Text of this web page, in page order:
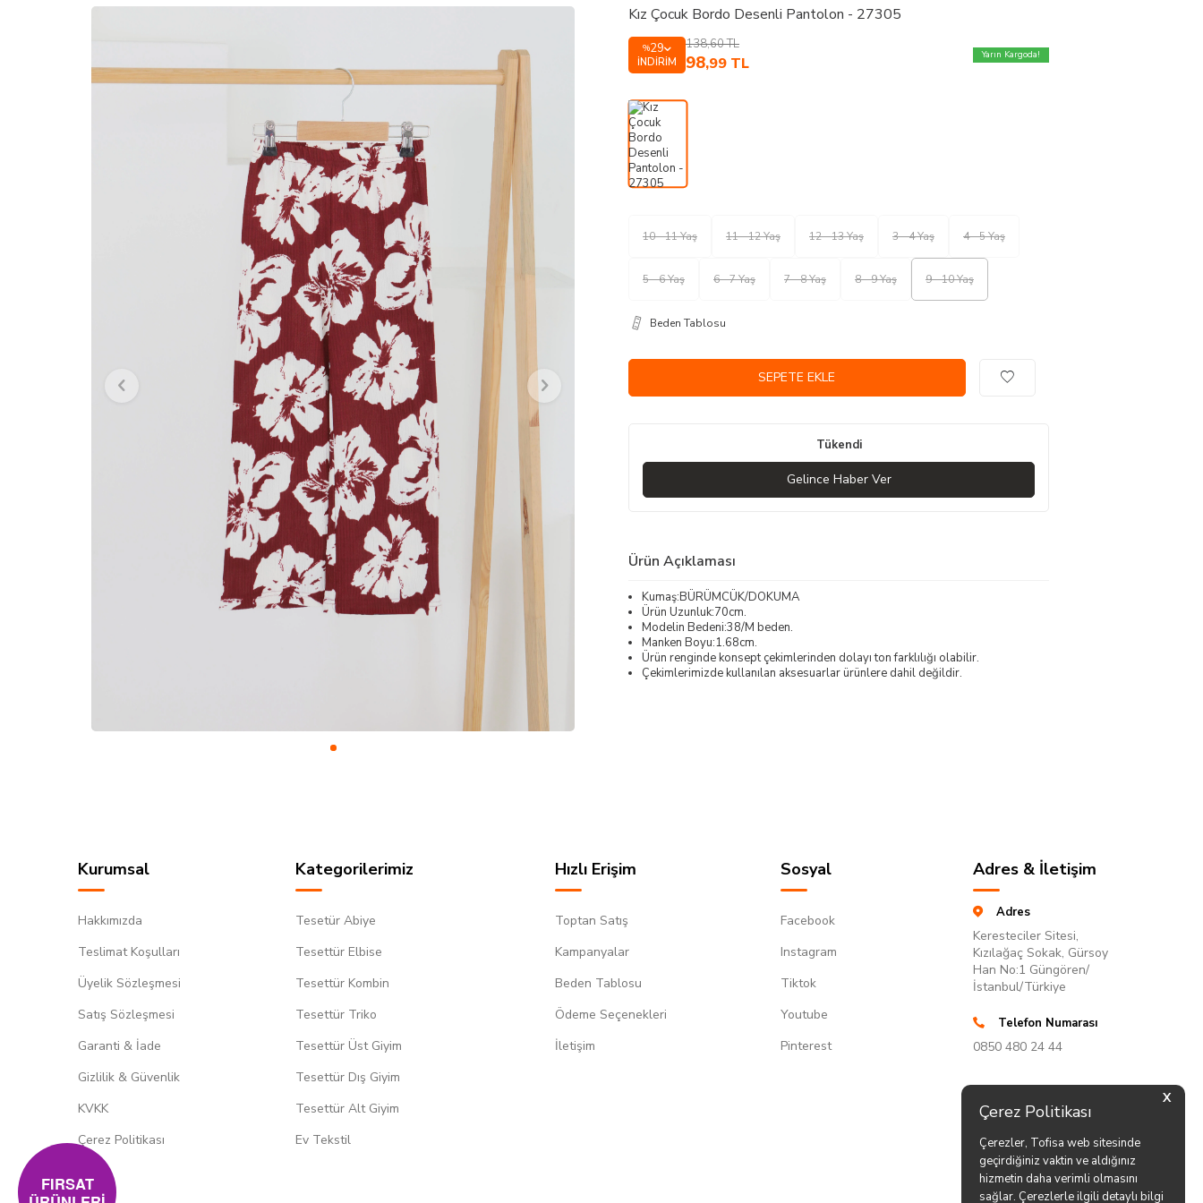
X
Çerez Politikası
Çerezler, Tofisa web sitesinde
geçirdiğiniz vaktin ve aldığınız
hizmetin daha verimli olmasını
sağlar. Çerezlerle ilgili detaylı bilgi
Kız Çocuk Bordo Desenli Pantolon - 27305
%29
İNDIRIM
138,60TL
98,99 TL Yarın Kargoda!
10 - 11 Yaş 11 - 12 Yaş 12 - 13 Yaş 3 - 4 Yaş 4 - 5 Yaş
5 - 6 Yaş 6 - 7 Yaş 7 - 8 Yaş 8 - 9 Yaş 9 - 10 Yaş
Beden Tablosu
SEPETE EKLE
Tükendi
Gelince Haber Ver
Ürün Açıklaması
Kumaş:BÜRÜMCÜK/DOKUMA
Ürün Uzunluk:70cm.
Modelin Bedeni:38/M beden.
Manken Boyu:1.68cm.
Ürün renginde konsept çekimlerinden dolayı ton farklılığı olabilir.
Çekimlerimizde kullanılan aksesuarlar ürünlere dahil değildir.
Kurumsal
Hakkımızda
Teslimat Koşulları
Üyelik Sözleşmesi
Satış Sözleşmesi
Garanti & İade
Gizlilik & Güvenlik
KVKK
Çerez Politikası
Kategorilerimiz
Tesetür Abiye
Tesettür Elbise
Tesettür Kombin
Tesettür Triko
Tesettür Üst Giyim
Tesettür Dış Giyim
Tesettür Alt Giyim
Ev Tekstil
Hızlı Erişim
Toptan Satış
Kampanyalar
Beden Tablosu
Ödeme Seçenekleri
İletişim
Sosyal
Facebook
Instagram
Tiktok
Youtube
Pinterest
Adres & İletişim
Adres
Keresteciler Sitesi,
Kızılağaç Sokak, Gürsoy
Han No:1 Güngören/
İstanbul/Türkiye
Telefon Numarası
0850 480 24 44
FIRSAT